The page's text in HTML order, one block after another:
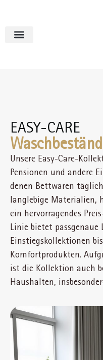
EASY-CARE
Unsere Easy-Care-
Pensionen und andere
denen Bettwaren
langlebige Materialien,
ein hervorragendes
Linie bietet passgenaue
Einstiegskollektionen
Komfortprodukten.
ist die Kollektion auch
Haushalten,